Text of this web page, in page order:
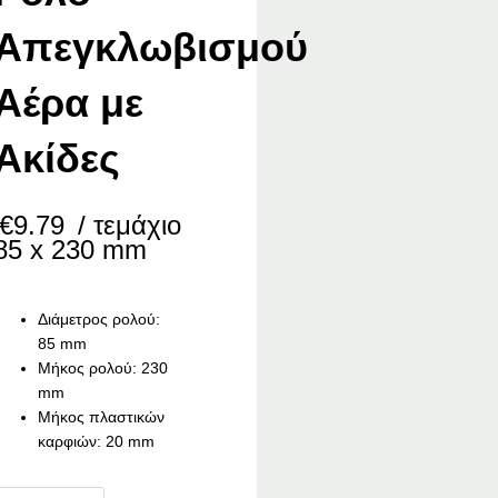
με
9.79 / τεμάχιο
x 230 mm
Διάμετρος ρολού:
85 mm
Μήκος ρολού: 230
mm
Μήκος πλαστικών
καρφιών: 20 mm